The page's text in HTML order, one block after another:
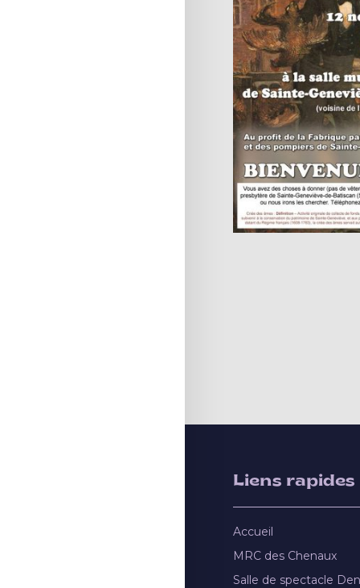
Liens rapides
Accueil
MRC des Chenaux
Salle de spectacle